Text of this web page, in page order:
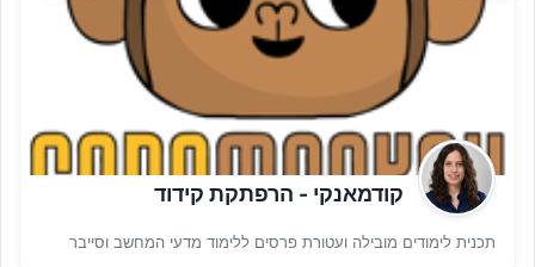
קודמאנקי - הרפתקת קידוד
תכנית לימודים מובילה ועטורת פרסים ללימוד מדעי המחשב וסייבר